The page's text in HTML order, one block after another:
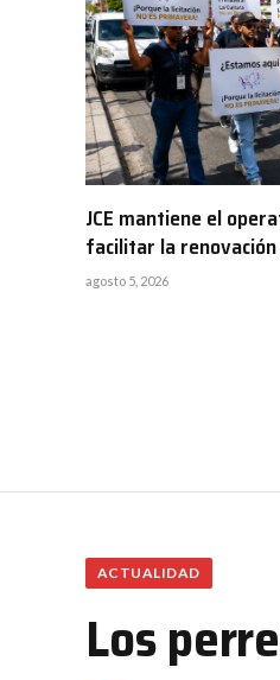
JCE mantiene el
facilitar la
agosto 5, 2026
ACTUALIDAD
Los